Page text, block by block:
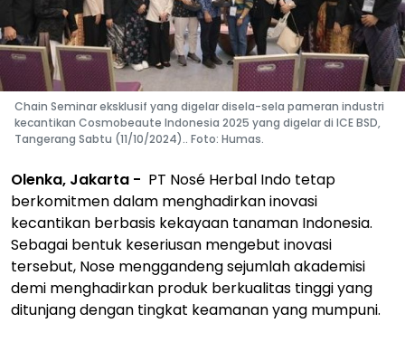
Chain Seminar eksklusif yang digelar disela-sela pameran industri
kecantikan Cosmobeaute Indonesia 2025 yang digelar di ICE BSD,
Tangerang Sabtu (11/10/2024).. Foto: Humas.
Olenka, Jakarta - PT Nosé Herbal Indo tetap
berkomitmen dalam menghadirkan inovasi
kecantikan berbasis kekayaan tanaman Indonesia.
Sebagai bentuk keseriusan mengebut inovasi
tersebut, Nose menggandeng sejumlah akademisi
demi menghadirkan produk berkualitas tinggi yang
ditunjang dengan tingkat keamanan yang mumpuni.